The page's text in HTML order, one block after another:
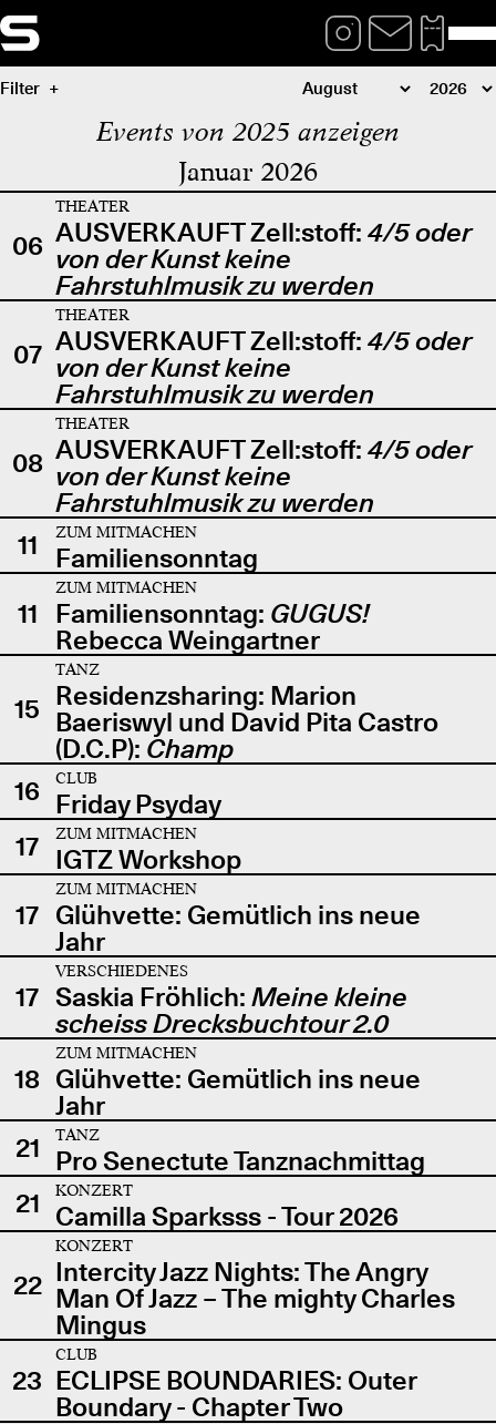
Filter
Events von 2025 anzeigen
Januar 2026
06
THEATER
AUSVERKAUFT Zell:stoff: 4/5 oder
von der Kunst keine
Fahrstuhlmusik zu werden
07
THEATER
AUSVERKAUFT Zell:stoff: 4/5 oder
von der Kunst keine
Fahrstuhlmusik zu werden
08
THEATER
AUSVERKAUFT Zell:stoff: 4/5 oder
von der Kunst keine
Fahrstuhlmusik zu werden
11
ZUM MITMACHEN
Familiensonntag
11
ZUM MITMACHEN
Familiensonntag: GUGUS!
Rebecca Weingartner
15
TANZ
Residenzsharing: Marion
Baeriswyl und David Pita Castro
(D.C.P): Champ
16
CLUB
Friday Psyday
17
ZUM MITMACHEN
IGTZ Workshop
17
ZUM MITMACHEN
Glühvette: Gemütlich ins neue
Jahr
17
VERSCHIEDENES
Saskia Fröhlich: Meine kleine
scheiss Drecksbuchtour 2.0
18
ZUM MITMACHEN
Glühvette: Gemütlich ins neue
Jahr
21
TANZ
Pro Senectute Tanznachmittag
21
KONZERT
Camilla Sparksss - Tour 2026
22
KONZERT
Intercity Jazz Nights: The Angry
Man Of Jazz – The mighty Charles
Mingus
23
CLUB
ECLIPSE BOUNDARIES: Outer
Boundary - Chapter Two